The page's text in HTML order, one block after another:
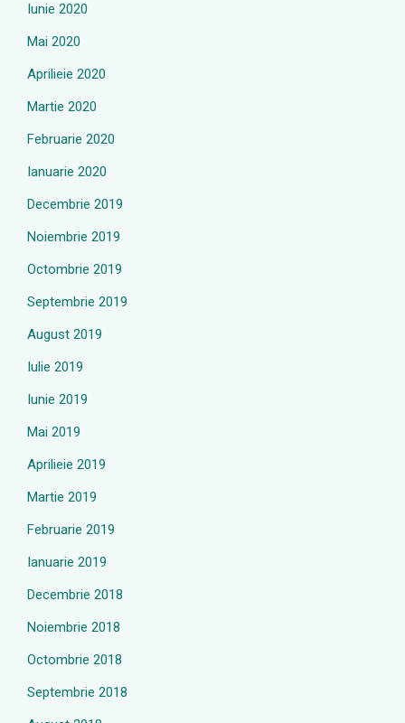
Iunie 2020
Mai 2020
Aprilieie 2020
Martie 2020
Februarie 2020
Ianuarie 2020
Decembrie 2019
Noiembrie 2019
Octombrie 2019
Septembrie 2019
August 2019
Iulie 2019
Iunie 2019
Mai 2019
Aprilieie 2019
Martie 2019
Februarie 2019
Ianuarie 2019
Decembrie 2018
Noiembrie 2018
Octombrie 2018
Septembrie 2018